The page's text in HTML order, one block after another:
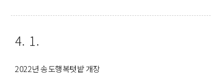
4. 1.
2022년 송도행복텃밭 개장